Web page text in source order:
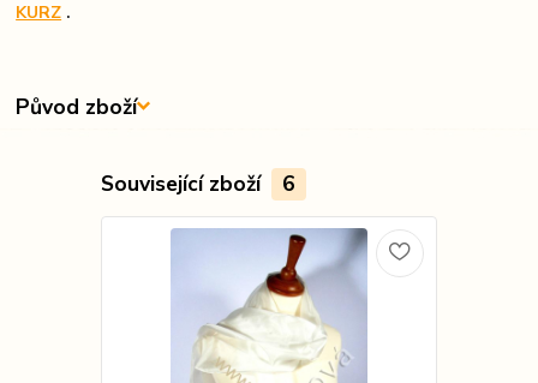
KURZ .
Původ zboží
Související zboží 6